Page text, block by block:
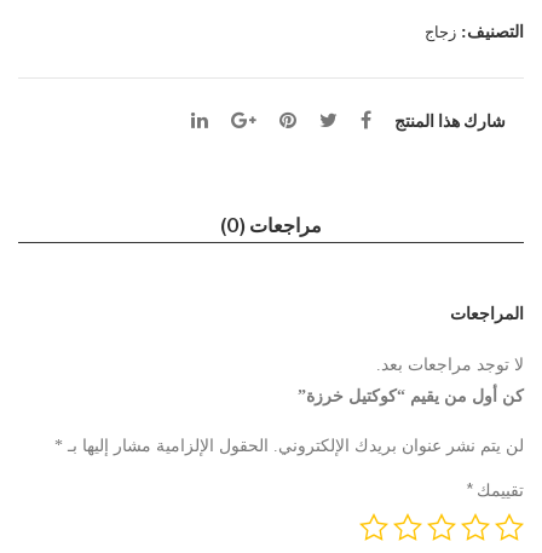
التصنيف: زجاج
شارك هذا المنتج
مراجعات (0)
المراجعات
لا توجد مراجعات بعد.
كن أول من يقيم “كوكتيل خرزة”
لن يتم نشر عنوان بريدك الإلكتروني. الحقول الإلزامية مشار إليها بـ *
تقييمك *